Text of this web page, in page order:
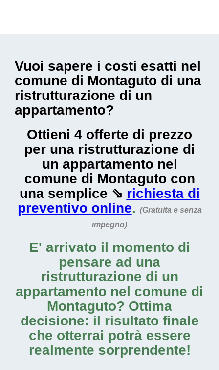
Vuoi sapere i costi esatti nel
comune di Montaguto di una
ristrutturazione di un
appartamento?
Ottieni 4 offerte di prezzo
per una ristrutturazione di
un appartamento nel
comune di Montaguto con
una semplice ⇘ richiesta di
preventivo online. (Gratuita e senza
impegno)
E' arrivato il momento di
pensare ad una
ristrutturazione di un
appartamento nel comune di
Montaguto? Ottima
decisione: il risultato finale
che otterrai potrà essere
realmente sorprendente!